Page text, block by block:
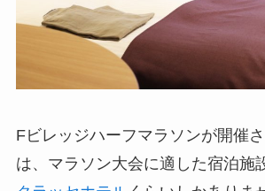
Fビレッジハーフマラソンが開催
は、マラソン大会に適した宿泊施